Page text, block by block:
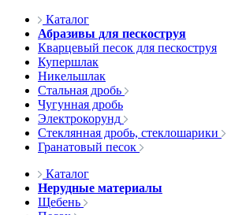
Каталог
Абразивы для пескоструя
Кварцевый песок для пескоструя
Купершлак
Никельшлак
Стальная дробь
Чугунная дробь
Электрокорунд
Стеклянная дробь, стеклошарики
Гранатовый песок
Каталог
Нерудные материалы
Щебень